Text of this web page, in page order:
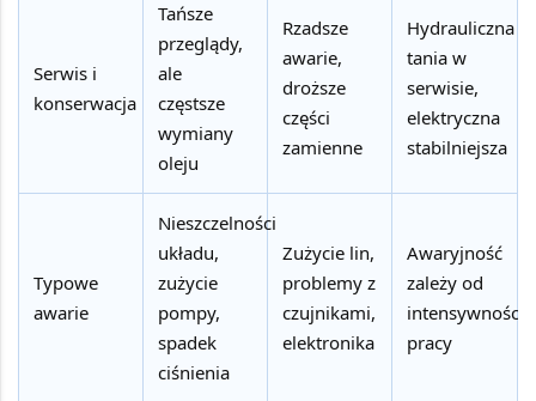
Serwis i
konserwacja
Tańsze
przeglądy,
ale
częstsze
wymiany
oleju
Rzadsze
awarie,
droższe
części
zamienne
Hydrauliczna
tania w
serwisie,
elektryczna
stabilniejsza
Typowe
awarie
Nieszczelności
układu,
zużycie
pompy,
spadek
ciśnienia
Zużycie lin,
problemy z
czujnikami,
elektronika
Awaryjność
zależy od
intensywności
pracy